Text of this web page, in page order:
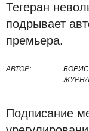
Тегеран
подрывает
премьера.
АВТОР:
Подписание